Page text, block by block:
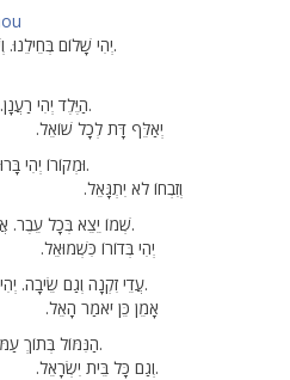
יְהִי שָׁלוֹם בְּחֵילֵנוּ. וְשַׁלְוָה בְּיִשְׂרָאֵל, בְּסִימָן טוֹב בֵּן בָּא לָנוּ.
הַיֶּלֶד יְהִי רַעֲנָן. בְּצֵל שַׁדַּי יִתְלוֹנָן. וּבַתּוֹרָה (אָז) יִתְבּוֹנָן.
יְאַלֵּף דָּת
וּמְקוֹרוֹ יְהִי בָּרוּךְ. זְמַן חַיָּיו יְהִי אָרוּךְ. וְשֻׁלְחָנוֹ יְהִי עָרוּךְ.
וְזִבְחוֹ לֹא
שְׁמוֹ יֵצֵא בְּכָל עֵבֶר. אֲשֶׁר יִגְדַּל יְהִי גֶּבֶר. וּלְיִרְאֵי אֵל יְהִי חָבֵר.
יְהִי בְּדוֹרוֹ
עֲדֵי זִקְנָה וְגַם שֵׂיבָה. יְהִי דָּשֵׁן בְּכָל טוֹבָה. וְשָׁלוֹם לוֹ וְרֹב אַהֲבָה.
אָמֵן כֵּן
הַנִּמּוֹל בְּתוֹךְ עַמּוֹ. יִחְיֶה לְאָבִיו וּלְאִמּוֹ. וְיִהְיֶה אֱלֹהָיו עִמּוֹ.
וְגַם כָּל בֵּית יִשְׂרָאֵל. בְּסִימָן טוֹב.